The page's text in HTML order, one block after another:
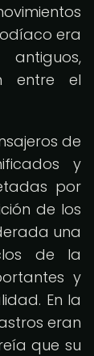
era
entre el
de
y
por
de los
una
de la
y
En la
eran
que su